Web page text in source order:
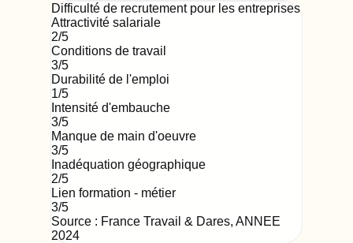
Difficulté de recrutement pour les entreprises
Attractivité salariale
2/5
Conditions de travail
3/5
Durabilité de l'emploi
1/5
Intensité d'embauche
3/5
Manque de main d'oeuvre
3/5
Inadéquation géographique
2/5
Lien formation - métier
3/5
Source : France Travail & Dares, ANNEE
2024